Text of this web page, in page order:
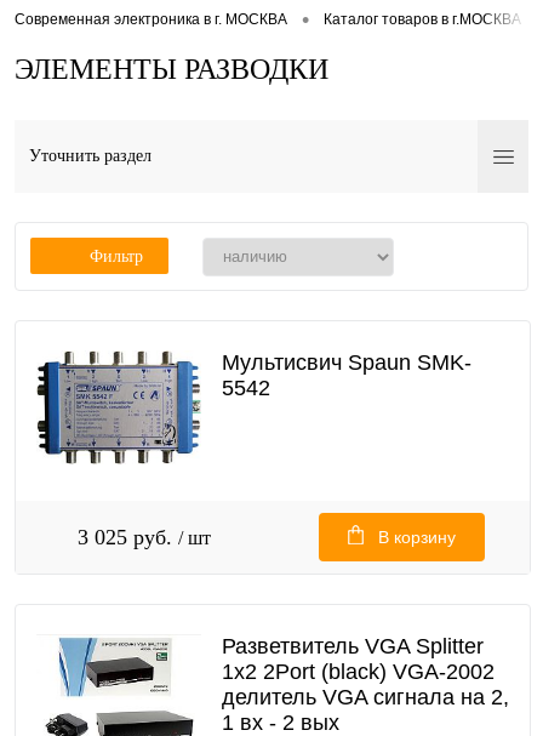
Современная электроника в г. МОСКВА • Каталог товаров в г.МОСКВА
ЭЛЕМЕНТЫ РАЗВОДКИ
Уточнить раздел
Фильтр
Мультисвич Spaun SMK-
5542
3 025 руб. / шт В корзину
Разветвитель VGA Splitter
1x2 2Port (black) VGA-2002
делитель VGA сигнала на 2,
1 вх - 2 вых